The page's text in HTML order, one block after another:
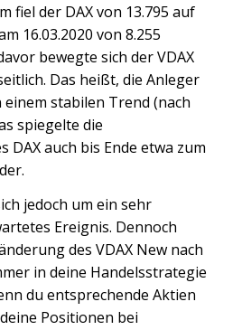
fiel der DAX von 13.795 auf
16.03.2020 von 8.255
bewegte sich der VDAX
Das heißt, die Anleger
stabilen Trend (nach
spiegelte die
DAX auch bis Ende etwa zum
jedoch um ein sehr
Ereignis. Dennoch
des VDAX New nach
in deine Handelsstrategie
du entsprechende Aktien
Positionen bei